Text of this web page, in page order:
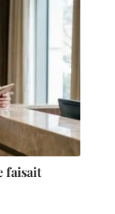
faisait